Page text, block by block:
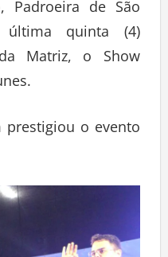
Padroeira de São
quinta (4)
Matriz, o Show
o evento